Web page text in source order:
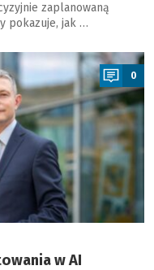
zaplanowaną
pokazuje, jak …
0
w AI